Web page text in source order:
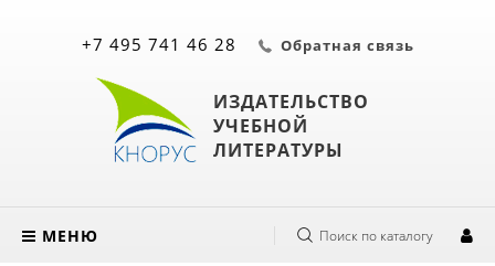
ИЗДАТЕЛЬСТВО
УЧЕБНОЙ
ЛИТЕРАТУРЫ
+7 495 741 46 28 Обратная связь
МЕНЮ Поиск по каталогу